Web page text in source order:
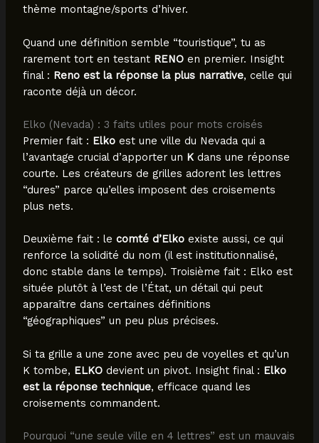
thème montagne/sports d’hiver.
Quand une définition semble “touristique”, tu as
rarement tort en testant RENOen premier. Insight
final : Reno est la réponse la plus narrative, celle qui
raconte déjà un décor.
Elko (Nevada) : 3 faits utiles pour mots croisés
Premier fait : Elkoest une ville du Nevada qui a
l’avantage crucial d’apporter un Kdans une réponse
courte. Les créateurs de grilles adorent les lettres
“dures” parce qu’elles imposent des croisements
plus nets.
Deuxième fait : le comté d’Elkoexiste aussi, ce qui
renforce la solidité du nom (il est institutionnalisé,
donc stable dans le temps). Troisième fait : Elko est
située plutôt à l’est de l’État, un détail qui peut
apparaître dans certaines définitions
“géographiques” un peu plus précises.
Si ta grille a une zone avec peu de voyelles et qu’un
K tombe, ELKOdevient un pivot. Insight final : Elko
est la réponse technique, efficace quand les
croisements commandent.
Pourquoi “une seule ville en 4 lettres” est un mauvais